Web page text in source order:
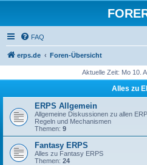
FAQ
erps.de Foren-Übersicht
Aktuelle Zeit: Mo 10.
Alles zu
ERPS Allgemein
Allgemeine Diskussionen zu allen
Regeln und Mechanismen
Themen: 9
Fantasy ERPS
Alles zu Fantasy ERPS
Themen: 24